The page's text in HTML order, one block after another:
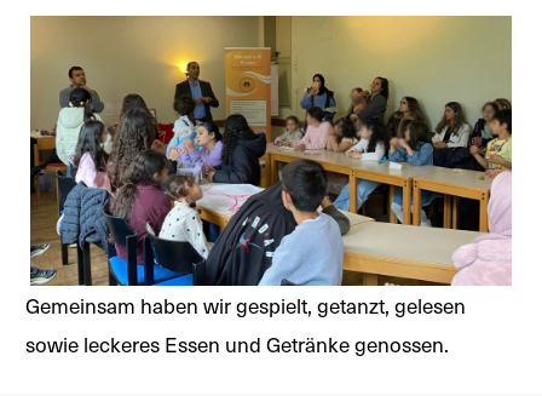
Gemeinsam haben wir gespielt, getanzt, gelesen
sowie leckeres Essen und Getränke genossen.